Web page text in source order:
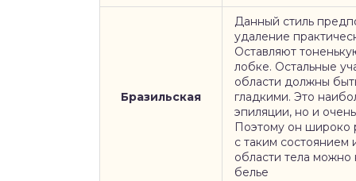
Бразильская
Данный стиль
удаление
Оставляют
лобке. Остальные
области должны
гладкими. Это
эпиляции, но и
Поэтому он широко
с таким состоянием
области тела
белье